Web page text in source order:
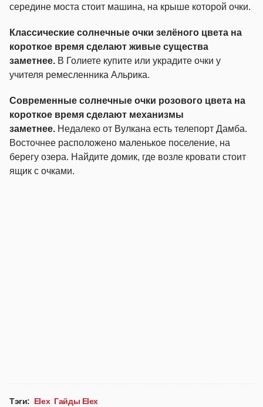
середине моста стоит машина, на крыше которой очки.
Классические солнечные очки зелёного цвета на
короткое время сделают живые существа
заметнее. В Голиете купите или украдите очки у
учителя ремесленника Альрика.
Современные солнечные очки розового цвета на
короткое время сделают механизмы
заметнее. Недалеко от Вулкана есть телепорт Дамба.
Восточнее расположено маленькое поселение, на
берегу озера. Найдите домик, где возле кровати стоит
ящик с очками.
Тэги: Elex Гайды Elex